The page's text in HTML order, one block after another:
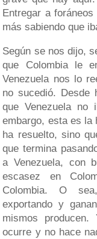
Entregar a
más sabiendo que
Según se nos dijo,
que Colombia le
Venezuela nos lo
no sucedió. Desde
que Venezuela
embargo, esta es la
ha resuelto, sino
que termina
a Venezuela, con
escasez en
Colombia. O
exportando y
mismos
ocurre y no hace